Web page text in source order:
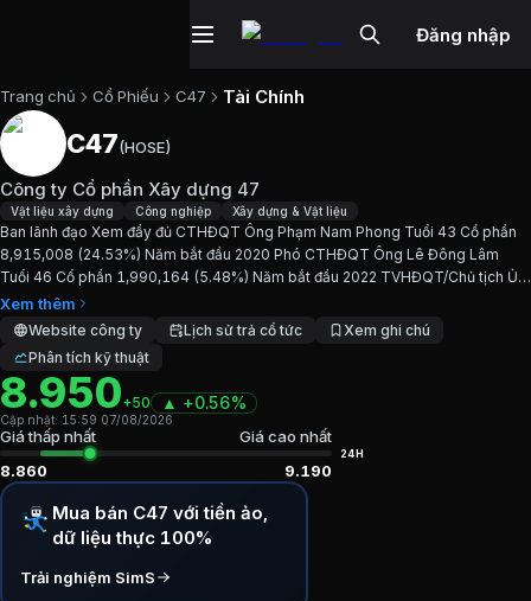
Đăng nhập
Trang chủ Cổ Phiếu C47 Tài Chính
Cổ phiếuC47
Cập nhật: 7/8/2026.
Ngành:Vật liệu xây dựng, Công nghiệp, Xây dựng & Vật liệu
Giới thiệuCông ty Cổ phần Xây dựng
Ban lãnh đạo Xem đầy đủ CTHĐQT Ông Phạm Nam
Chỉ số tài chính C47
Giá hiện tại: 8950 VND
Vốn hóa: 325 tỷ đồng
P/B: 0,69
C47(HOSE)
Công ty Cổ phần Xây dựng 47
Vật liệu xây dựng Công nghiệp Xây dựng & Vật liệu
Ban lãnh đạo Xem đầy đủ CTHĐQT Ông Phạm Nam Phong Tuổi 43 Cổ phần
8,915,008 (24.53%) Năm bắt đầu 2020 Phó CTHĐQT Ông Lê Đông Lâm
Tuổi 46 Cổ phần 1,990,164 (5.48%) Năm bắt đầu 2022 TVHĐQT/Chủ tịch Ủy
ban Kiểm toán Bà Chu Thị Tú Anh Tuổi 35 Cổ phần 22 (0.00%)...
Xem thêm
Website công ty Lịch sử trả cổ tức
Xem ghi chú
Phân tích kỹ thuật
8.950+50 ▲ +0.56%
Cập nhật: 15:59 07/08/2026
Giá thấp nhất
Giá cao nhất
8.860
9.190
24H
Mua bán C47 với tiền ảo,
dữ liệu thực 100%
Trải nghiệm SimS